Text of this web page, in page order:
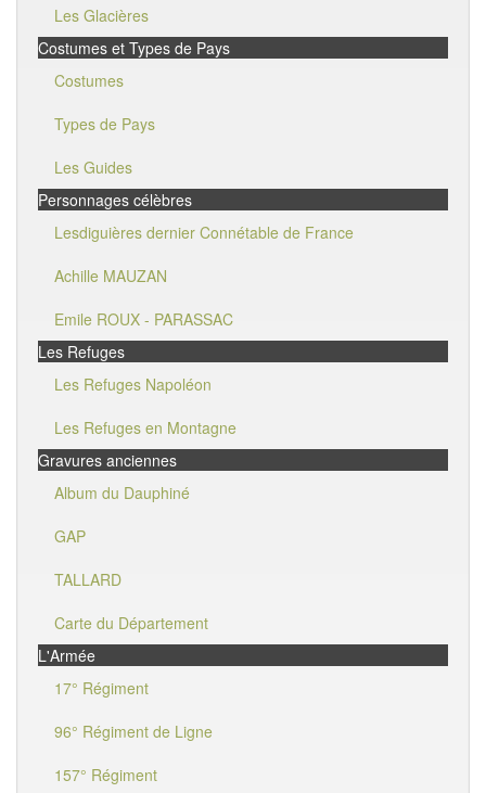
Les Glacières
Costumes et Types de Pays
Costumes
Types de Pays
Les Guides
Personnages célèbres
Lesdiguières dernier Connétable de France
Achille MAUZAN
Emile ROUX - PARASSAC
Les Refuges
Les Refuges Napoléon
Les Refuges en Montagne
Gravures anciennes
Album du Dauphiné
GAP
TALLARD
Carte du Département
L'Armée
17° Régiment
96° Régiment de Ligne
157° Régiment